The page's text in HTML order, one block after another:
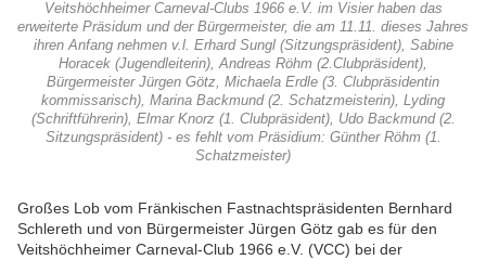
Veitshöchheimer Carneval-Clubs 1966 e.V. im Visier haben das
erweiterte Präsidum und der Bürgermeister, die am 11.11. dieses Jahres
ihren Anfang nehmen v.l. Erhard Sungl (Sitzungspräsident), Sabine
Horacek (Jugendleiterin), Andreas Röhm (2.Clubpräsident),
Bürgermeister Jürgen Götz, Michaela Erdle (3. Clubpräsidentin
kommissarisch), Marina Backmund (2. Schatzmeisterin), Lyding
(Schriftführerin), Elmar Knorz (1. Clubpräsident), Udo Backmund (2.
Sitzungspräsident) - es fehlt vom Präsidium: Günther Röhm (1.
Schatzmeister)
Großes Lob vom Fränkischen Fastnachtspräsidenten Bernhard
Schlereth und von Bürgermeister Jürgen Götz gab es für den
Veitshöchheimer Carneval-Club 1966 e.V. (VCC) bei der